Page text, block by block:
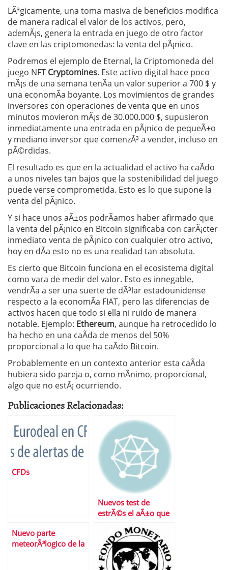
LÃ³gicamente, una toma masiva de beneficios modifica
de manera radical el valor de los activos, pero,
ademÃ¡s, genera la entrada en juego de otro factor
clave en las criptomonedas: la venta del pÃ¡nico.
Podremos el ejemplo de Eternal, la Criptomoneda del
juego NFT Cryptomines. Este activo digital hace poco
mÃ¡s de una semana tenÃ­a un valor superior a 700 $ y
una economÃ­a boyante. Los movimientos de grandes
inversores con operaciones de venta que en unos
minutos movieron mÃ¡s de 30.000.000 $, supusieron
inmediatamente una entrada en pÃ¡nico de pequeÃ±o
y mediano inversor que comenzÃ³ a vender, incluso en
pÃ©rdidas.
El resultado es que en la actualidad el activo ha caÃ­do
a unos niveles tan bajos que la sostenibilidad del juego
puede verse comprometida. Esto es lo que supone la
venta del pÃ¡nico.
Y si hace unos aÃ±os podrÃ­amos haber afirmado que
la venta del pÃ¡nico en Bitcoin significaba con carÃ¡cter
inmediato venta de pÃ¡nico con cualquier otro activo,
hoy en dÃ­a esto no es una realidad tan absoluta.
Es cierto que Bitcoin funciona en el ecosistema digital
como vara de medir del valor. Esto es innegable,
vendrÃ­a a ser una suerte de dÃ³lar estadounidense
respecto a la economÃ­a FIAT, pero las diferencias de
activos hacen que todo si ella ni ruido de manera
notable. Ejemplo: Ethereum, aunque ha retrocedido lo
ha hecho en una caÃ­da de menos del 50%
proporcional a lo que ha caÃ­do Bitcoin.
Probablemente en un contexto anterior esta caÃ­da
hubiera sido pareja o, como mÃ­nimo, proporcional,
algo que no estÃ¡ ocurriendo.
Publicaciones Relacionadas:
CFDs
Nuevos test de
estrÃ©s el aÃ±o que
Nuevo parte
meteorÃ³logico de la